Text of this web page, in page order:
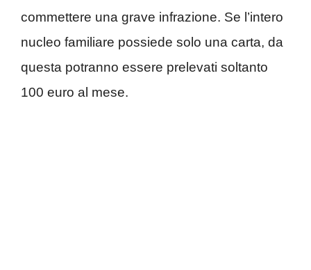
commettere una grave infrazione. Se l’intero
nucleo familiare possiede solo una carta, da
questa potranno essere prelevati soltanto
100 euro al mese.